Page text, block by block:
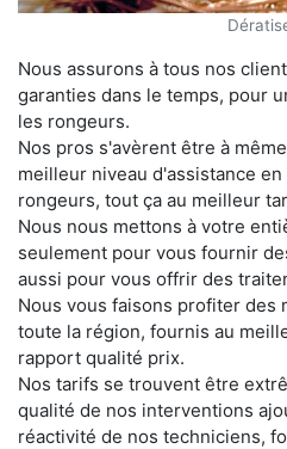
Nous assurons à tous nos
garanties dans le temps, pour
les rongeurs.
Nos pros s'avèrent être à
meilleur niveau d'assistance
rongeurs, tout ça au meilleur
Nous nous mettons à votre
seulement pour vous fournir
aussi pour vous offrir des
Nous vous faisons profiter des
toute la région, fournis au
rapport qualité prix.
Nos tarifs se trouvent être
qualité de nos interventions
réactivité de nos techniciens,